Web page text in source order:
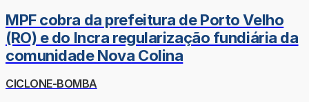
MPF cobra da prefeitura de Porto Velho
(RO) e do Incra regularização fundiária da
comunidade Nova Colina
CICLONE-BOMBA